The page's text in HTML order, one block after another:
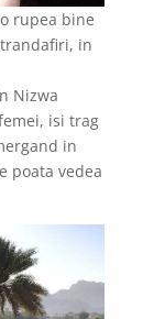
rupea bine
in
Nizwa
isi trag
in
poata vedea